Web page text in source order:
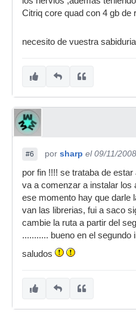
Citriq core quad con 4 gb de
necesito de vuestra
#6 por sharp el 09/11/2008
por fin !!!! se trataba de
va a comenzar a instalar los
ese momento hay que darle
van las librerias, fui a saco
cambie la ruta a partir del
........... bueno en el segundo
saludos